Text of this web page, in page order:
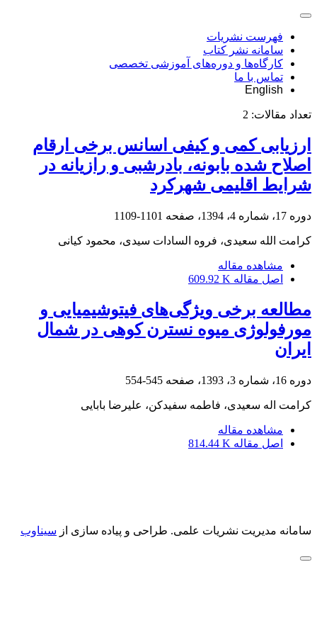
فهرست نشریات
سامانه نشر کتاب
کارگاه‌ها و دوره‌های آموزشی تخصصی
تماس با ما
English
تعداد مقالات: 2
ارزیابی کمی و کیفی اسانس برخی ارقام
اصلاح‌ شده بابونه، بادرشبی و رازیانه در
شرایط اقلیمی شهرکرد
دوره 17، شماره 4، 1394، صفحه 1101-1109
کرامت الله سعیدی، فروه السادات سیدی، محمود کیانی
مشاهده مقاله
اصل مقاله 609.92 K
مطالعه برخی ویژگی‌های فیتوشیمیایی و
مورفولوژی میوه نسترن کوهی در شمال
ایران
دوره 16، شماره 3، 1393، صفحه 545-554
کرامت اله سعیدی، فاطمه سفیدکن، علیرضا بابایی
مشاهده مقاله
اصل مقاله 814.44 K
سامانه مدیریت نشریات علمی. طراحی و پیاده سازی از سیناوب